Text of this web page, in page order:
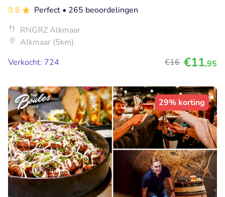
9.8
Perfect • 265 beoordelingen
RNGRZ Alkmaar
Alkmaar (5km)
Verkocht: 724
€16 €11,95
29% korting